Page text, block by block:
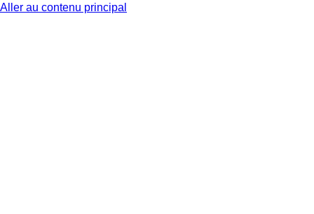
Aller au contenu principal